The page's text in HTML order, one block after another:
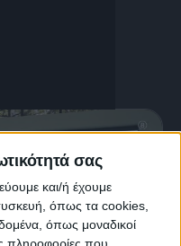
σας
και/ή έχουμε
όπως τα cookies,
όπως μοναδικοί